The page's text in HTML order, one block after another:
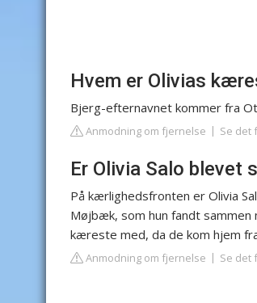
Hvem er Olivias
Bjerg-efternavnet kommer fra
Anmodning om fjernelse Se det
Er Olivia Salo blevet
På kærlighedsfronten er Olivia
Møjbæk, som hun fandt sammen
kæreste med, da de kom hjem
Anmodning om fjernelse Se det